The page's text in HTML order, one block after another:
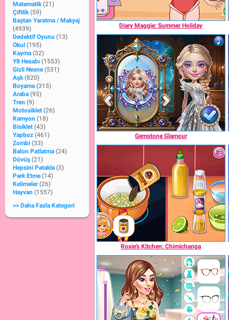
Matematik (21)
Çiftlik (59)
Baştan Yaratma / Makyaj
(4939)
Dedektif Oyunu (13)
Okul (195)
Kayma (32)
Y8 Hesabı (1553)
Gizli Nesne (531)
Aşk (820)
Boyama (315)
Araba (93)
Tren (9)
Motosiklet (26)
Kamyon (18)
Bisiklet (43)
Yapboz (461)
Zombi (33)
Balon Patlatma (24)
Dövüş (21)
Hepsini Patakla (3)
Park Etme (14)
Kelimeler (26)
Hayvan (1557)
>> Daha Fazla Kategori
Diary Maggie: Summer Holiday
Gemstone Glamour
Roxie's Kitchen: Chimichanga